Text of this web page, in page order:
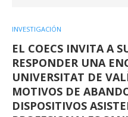
INVESTIGACIÓN
EL COECS INVITA A
RESPONDER UNA
UNIVERSITAT DE
MOTIVOS DE
DISPOSITIVOS